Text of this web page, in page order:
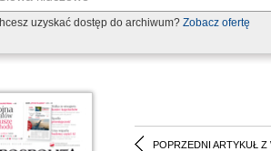
uzyskać dostęp do archiwum? Zobacz ofertę
POPRZEDNI ARTYKUŁ Z